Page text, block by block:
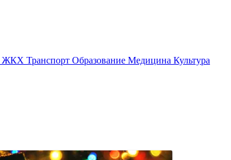
ЖКХ Транспорт Образование Медицина Культура